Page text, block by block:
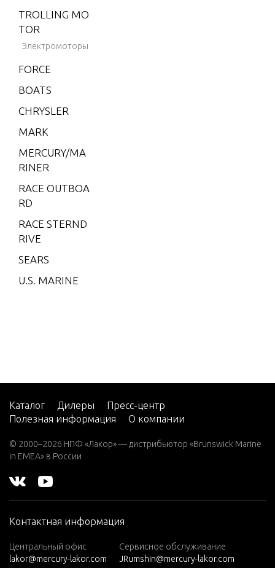
TROLLING MO
TOR
Электромоторы
FORCE
BOATS
CHRYSLER
MARK
MERCURY/MA
RINER
RACE OUTBOA
RD
RACE STERND
RIVE
SEARS
U.S. MARINE
Каталог Дилеры
Пресс-центр
Полезная информация
О компании
© 2000–2026 НПФ «Лакор» — дистрибьютор «Brunswick Marine
in EMEA» в России
Контактная информация
Центральный офис
lakor@mercury-lakor.com
Сервисное обслуживание
JRumshin@mercury-lakor.com